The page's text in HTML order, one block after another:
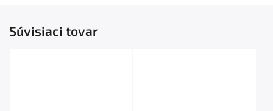
Súvisiaci tovar